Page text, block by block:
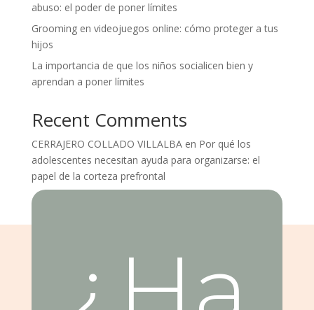
abuso: el poder de poner límites
Grooming en videojuegos online: cómo proteger a tus
hijos
La importancia de que los niños socialicen bien y
aprendan a poner límites
Recent Comments
CERRAJERO COLLADO VILLALBAen Por qué los
adolescentes necesitan ayuda para organizarse: el
papel de la corteza prefrontal